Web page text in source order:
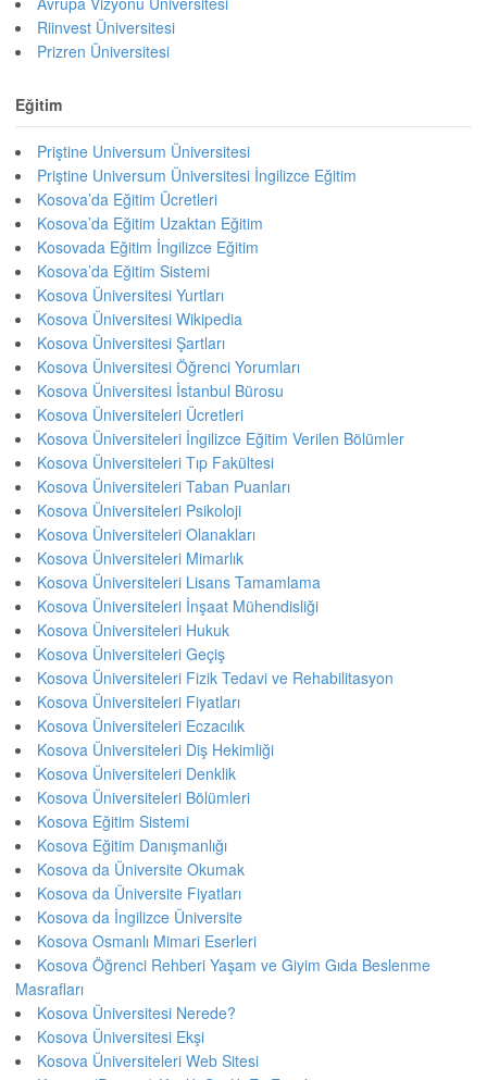
Riinvest Üniversitesi
Prizren Üniversitesi
Eğitim
Priştine Universum Üniversitesi
Priştine Universum Üniversitesi İngilizce Eğitim
Kosova’da Eğitim Ücretleri
Kosova’da Eğitim Uzaktan Eğitim
Kosovada Eğitim İngilizce Eğitim
Kosova’da Eğitim Sistemi
Kosova Üniversitesi Yurtları
Kosova Üniversitesi Wikipedia
Kosova Üniversitesi Şartları
Kosova Üniversitesi Öğrenci Yorumları
Kosova Üniversitesi İstanbul Bürosu
Kosova Üniversiteleri Ücretleri
Kosova Üniversiteleri İngilizce Eğitim Verilen Bölümler
Kosova Üniversiteleri Tıp Fakültesi
Kosova Üniversiteleri Taban Puanları
Kosova Üniversiteleri Psikoloji
Kosova Üniversiteleri Olanakları
Kosova Üniversiteleri Mimarlık
Kosova Üniversiteleri Lisans Tamamlama
Kosova Üniversiteleri İnşaat Mühendisliği
Kosova Üniversiteleri Hukuk
Kosova Üniversiteleri Geçiş
Kosova Üniversiteleri Fizik Tedavi ve Rehabilitasyon
Kosova Üniversiteleri Fiyatları
Kosova Üniversiteleri Eczacılık
Kosova Üniversiteleri Diş Hekimliği
Kosova Üniversiteleri Denklik
Kosova Üniversiteleri Bölümleri
Kosova Eğitim Sistemi
Kosova Eğitim Danışmanlığı
Kosova da Üniversite Okumak
Kosova da Üniversite Fiyatları
Kosova da İngilizce Üniversite
Kosova Osmanlı Mimari Eserleri
Kosova Öğrenci Rehberi Yaşam ve Giyim Gıda Beslenme
Masrafları
Kosova Üniversitesi Nerede?
Kosova Üniversitesi Ekşi
Kosova Üniversiteleri Web Sitesi